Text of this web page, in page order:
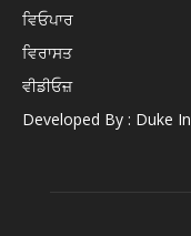
ਵਿਓਪਾਰ
ਵਿਰਾਸਤ
ਵੀਡੀਓਜ਼
Developed By : Duke